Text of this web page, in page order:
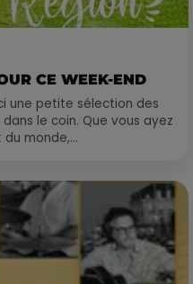
CE WEEK-END
une petite sélection des
le coin. Que vous ayez
monde,...